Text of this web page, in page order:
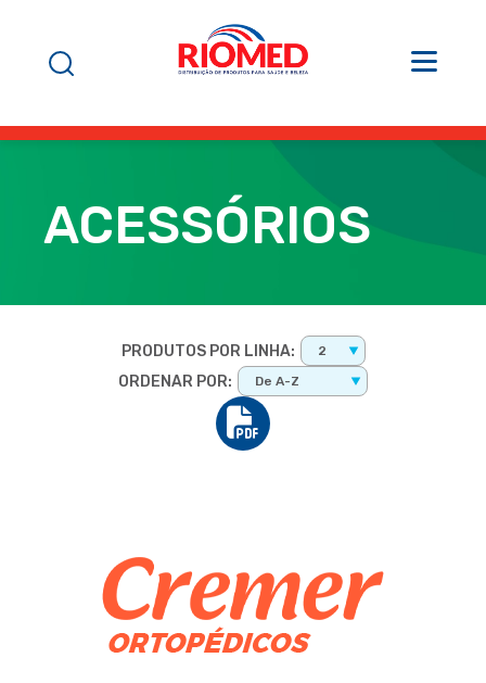
ACESSÓRIOS
PRODUTOS POR LINHA: 2
ORDENAR POR: De A-Z